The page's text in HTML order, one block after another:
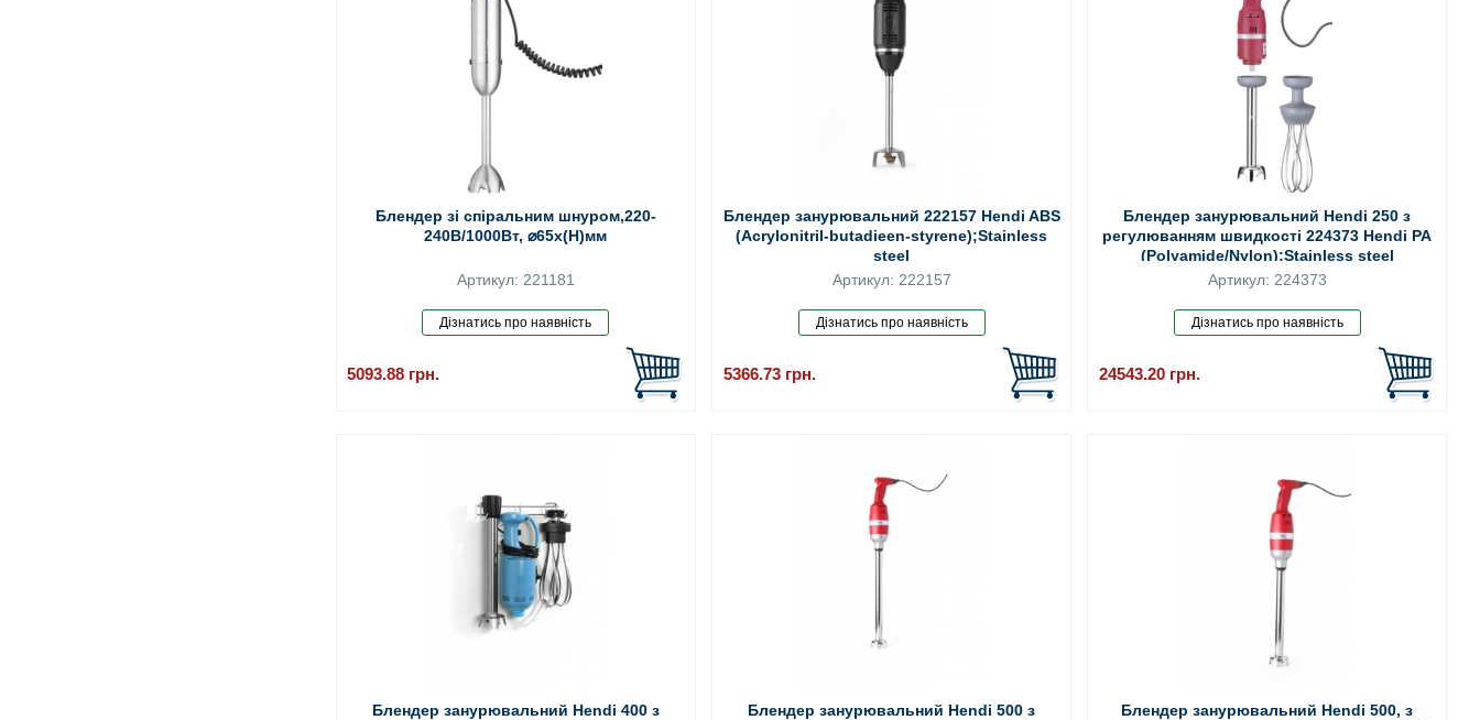
Блендер зі спіральним шнуром,220-
240В/1000Вт, ⌀65x(H)мм
Артикул: 221181
5093.88 грн.
Блендер занурювальний 222157 Hendi ABS
(Acrylonitril-butadieen-styrene);Stainless
steel
Артикул: 222157
5366.73 грн.
Блендер занурювальний Hendi 250 з
регулюванням швидкості 224373 Hendi PA
(Polyamide/Nylon);Stainless steel
Артикул: 224373
24543.20 грн.
Блендер занурювальний Hendi 400 з
Блендер занурювальний Hendi 500 з
Блендер занурювальний Hendi 500, з